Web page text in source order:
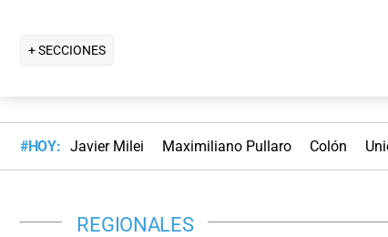
+ SECCIONES
#HOY: Javier Milei Maximiliano Pullaro Colón
REGIONALES